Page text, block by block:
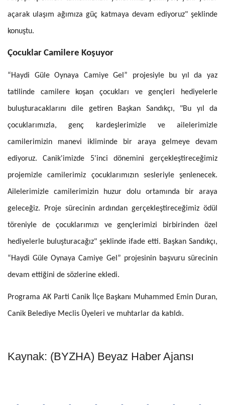
açarak ulaşım ağımıza güç katmaya devam ediyoruz" şeklinde
konuştu.
Çocuklar Camilere Koşuyor
“Haydi Güle Oynaya Camiye Gel” projesiyle bu yıl da yaz
tatilinde camilere koşan çocukları ve gençleri hediyelerle
buluşturacaklarını dile getiren Başkan Sandıkçı, "Bu yıl da
çocuklarımızla, genç kardeşlerimizle ve ailelerimizle
camilerimizin manevi ikliminde bir araya gelmeye devam
ediyoruz. Canik'imizde 5'inci dönemini gerçekleştireceğimiz
projemizle camilerimiz çocuklarımızın sesleriyle şenlenecek.
Ailelerimizle camilerimizin huzur dolu ortamında bir araya
geleceğiz. Proje sürecinin ardından gerçekleştireceğimiz ödül
töreniyle de çocuklarımızı ve gençlerimizi birbirinden özel
hediyelerle buluşturacağız" şeklinde ifade etti. Başkan Sandıkçı,
“Haydi Güle Oynaya Camiye Gel” projesinin başvuru sürecinin
devam ettiğini de sözlerine ekledi.
Programa AK Parti Canik İlçe Başkanı Muhammed Emin Duran,
Canik Belediye Meclis Üyeleri ve muhtarlar da katıldı.
Kaynak: (BYZHA) Beyaz Haber Ajansı